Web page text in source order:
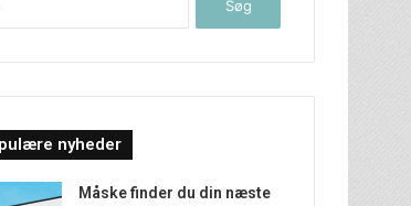
nyheder
Måske finder du din næste